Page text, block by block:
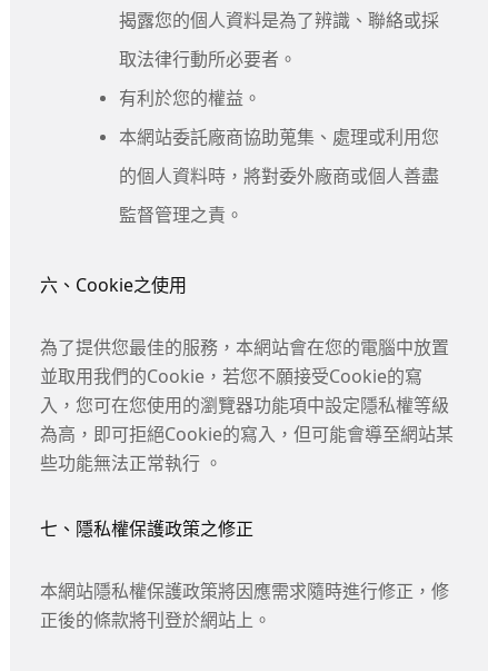
揭露您的個人資料是為了辨識、聯絡或採
取法律行動所必要者。
有利於您的權益。
本網站委託廠商協助蒐集、處理或利用您
的個人資料時，將對委外廠商或個人善盡
監督管理之責。
六、Cookie之使用
為了提供您最佳的服務，本網站會在您的電腦中放置
並取用我們的Cookie，若您不願接受Cookie的寫
入，您可在您使用的瀏覽器功能項中設定隱私權等級
為高，即可拒絕Cookie的寫入，但可能會導至網站某
些功能無法正常執行 。
七、隱私權保護政策之修正
本網站隱私權保護政策將因應需求隨時進行修正，修
正後的條款將刊登於網站上。